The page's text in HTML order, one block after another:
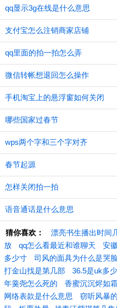
qq显示3g在线是什么意思
支付宝怎么注销商家店铺
qq里面的拍一拍怎么弄
微信转帐想退回怎么操作
手机淘宝上的悬浮窗如何关闭
哪些国家过春节
wps两个字和三个字对齐
春节起源
怎样关闭拍一拍
语音通话是什么意思
猜你喜欢： 漂亮书生播出时间
放
qq怎么看最近和谁聊天 安
多少寸
司风的面具为什么是哭
打金山找是第几部
36.5是uk多少
年羹尧怎么死的
香蜜沉沉烬如
网络表款是什么意思
窃听风暴